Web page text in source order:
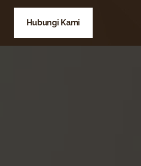
Hubungi Kami